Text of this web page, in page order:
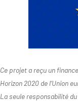
Ce projet a reçu un
Horizon 2020 de l’Union
La seule responsabilité